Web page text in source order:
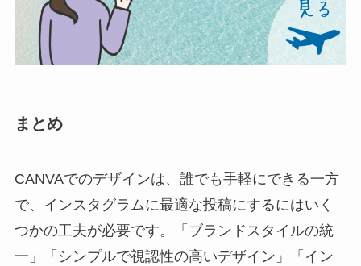
まとめ
CANVAでのデザインは、誰でも手軽にできる一方
で、インスタグラムに最適な投稿にするにはいく
つかの工夫が必要です。「ブランドスタイルの統
一」「シンプルで視認性の高いデザイン」「イン